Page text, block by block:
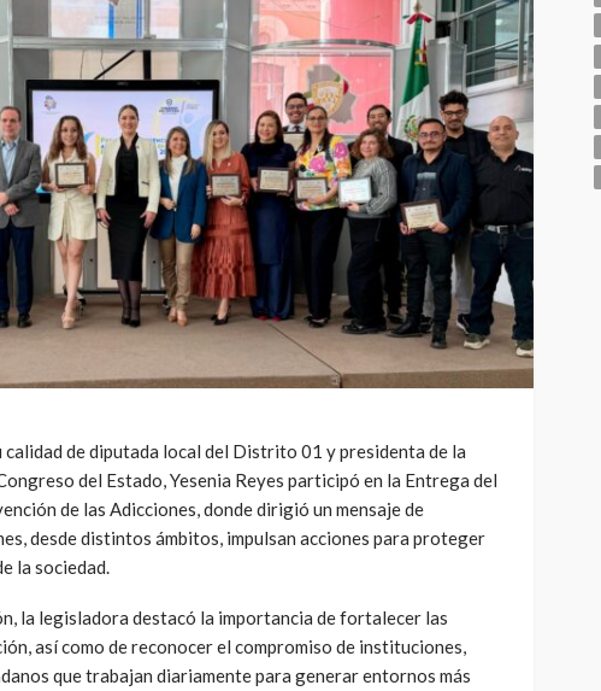
calidad de diputada local del Distrito 01 y presidenta de la
del Estado, Yesenia Reyes participó en la Entrega del
de las Adicciones, donde dirigió un mensaje de
desde distintos ámbitos, impulsan acciones para proteger
la sociedad.
la legisladora destacó la importancia de fortalecer las
así como de reconocer el compromiso de instituciones,
que trabajan diariamente para generar entornos más